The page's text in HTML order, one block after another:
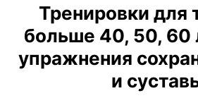
Тренировки для
больше 40, 50, 60
упражнения
и